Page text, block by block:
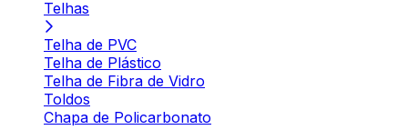
Telhas
Telha de PVC
Telha de Plástico
Telha de Fibra de Vidro
Toldos
Chapa de Policarbonato